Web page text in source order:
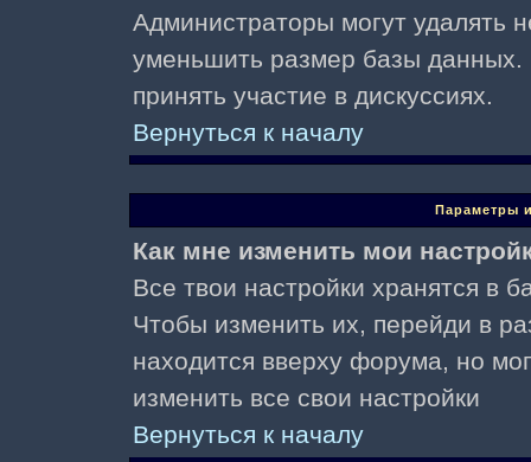
Администраторы могут удалять
уменьшить размер базы данных.
принять участие в дискуссиях.
Вернуться к началу
Параметры
Как мне изменить мои
Все твои настройки хранятся в
Чтобы изменить их, перейди в
находится вверху форума, но
изменить все свои настройки
Вернуться к началу